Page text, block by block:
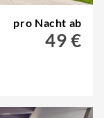
pro Nacht ab
49 €